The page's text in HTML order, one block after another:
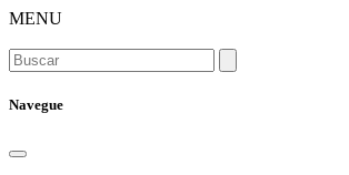
MENU
Navegue